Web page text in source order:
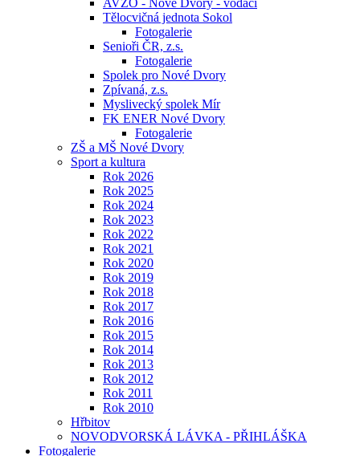
AVZO - Nové Dvory - vodáci
Tělocvičná jednota Sokol
Fotogalerie
Senioři ČR, z.s.
Fotogalerie
Spolek pro Nové Dvory
Zpívaná, z.s.
Myslivecký spolek Mír
FK ENER Nové Dvory
Fotogalerie
ZŠ a MŠ Nové Dvory
Sport a kultura
Rok 2026
Rok 2025
Rok 2024
Rok 2023
Rok 2022
Rok 2021
Rok 2020
Rok 2019
Rok 2018
Rok 2017
Rok 2016
Rok 2015
Rok 2014
Rok 2013
Rok 2012
Rok 2011
Rok 2010
Hřbitov
NOVODVORSKÁ LÁVKA - PŘIHLÁŠKA
Fotogalerie